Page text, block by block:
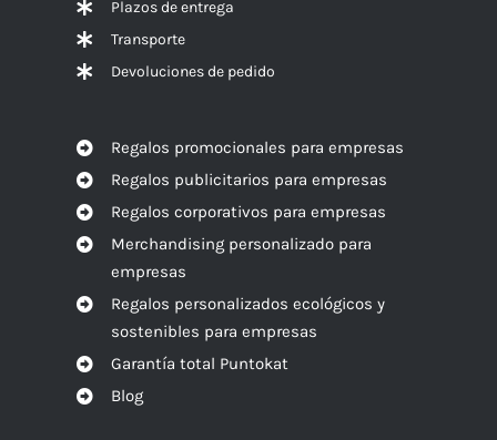
Plazos de entrega
Transporte
Devoluciones de pedido
Regalos promocionales para empresas
Regalos publicitarios para empresas
Regalos corporativos para empresas
Merchandising personalizado para
empresas
Regalos personalizados ecológicos y
sostenibles para empresas
Garantía total Puntokat
Blog